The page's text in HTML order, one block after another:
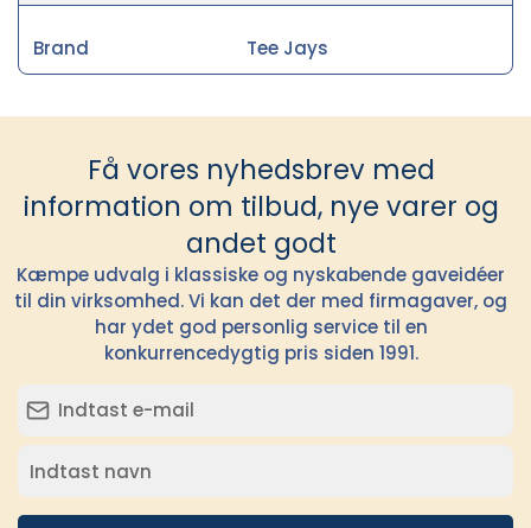
Brand Tee Jays
Få vores nyhedsbrev med
information om tilbud, nye varer og
andet godt
Kæmpe udvalg i klassiske og nyskabende gaveidéer
til din virksomhed. Vi kan det der med firmagaver, og
har ydet god personlig service til en
konkurrencedygtig pris siden 1991.